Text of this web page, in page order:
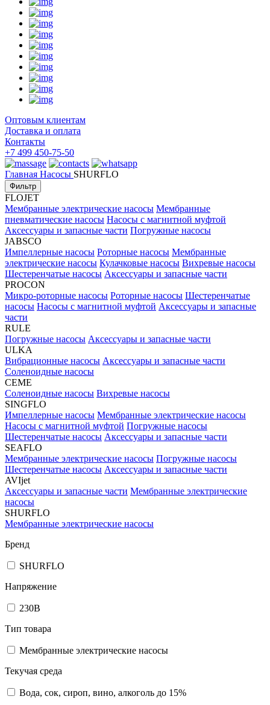
Оптовым клиентам
Доставка и оплата
Контакты
+7 499 450-75-50
Главная Насосы SHURFLO
Фильтр
FLOJET
Мембранные электрические насосы Мембранные
пневматические насосы Насосы с магнитной муфтой
Аксессуары и запасные части Погружные насосы
JABSCO
Импеллерные насосы Роторные насосы Мембранные
электрические насосы Кулачковые насосы Вихревые насосы
Шестеренчатые насосы Аксессуары и запасные части
PROCON
Микро-роторные насосы Роторные насосы Шестеренчатые
насосы Насосы с магнитной муфтой Аксессуары и запасные
части
RULE
Погружные насосы Аксессуары и запасные части
ULKA
Вибрационные насосы Аксессуары и запасные части
Соленоидные насосы
CEME
Соленоидные насосы Вихревые насосы
SINGFLO
Импеллерные насосы Мембранные электрические насосы
Насосы с магнитной муфтой Погружные насосы
Шестеренчатые насосы Аксессуары и запасные части
SEAFLO
Мембранные электрические насосы Погружные насосы
Шестеренчатые насосы Аксессуары и запасные части
AVIjet
Аксессуары и запасные части Мембранные электрические
насосы
SHURFLO
Мембранные электрические насосы
Бренд
SHURFLO
Напряжение
230В
Тип товара
Мембранные электрические насосы
Текучая среда
Вода, сок, сироп, вино, алкоголь до 15%